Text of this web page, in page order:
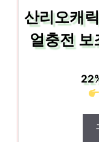
산리오캐
얼충전